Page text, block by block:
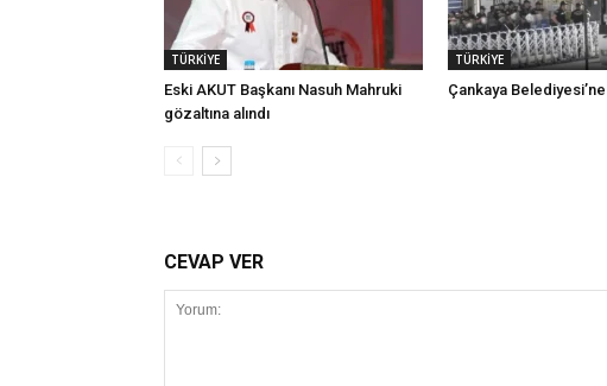
TÜRKİYE
Eski AKUT Başkanı Nasuh Mahruki
gözaltına alındı
TÜRKİYE
Çankaya
CEVAP VER